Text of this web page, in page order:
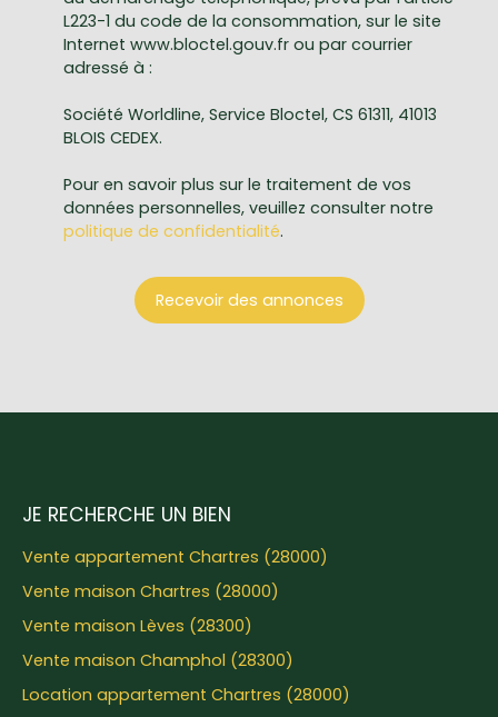
L223-1 du code de la consommation, sur le site
Internet www.bloctel.gouv.fr ou par courrier
adressé à :
Société Worldline, Service Bloctel, CS 61311, 41013
BLOIS CEDEX.
Pour en savoir plus sur le traitement de vos
données personnelles, veuillez consulter notre
politique de confidentialité.
Recevoir des annonces
JE RECHERCHE UN BIEN
Vente appartement Chartres (28000)
Vente maison Chartres (28000)
Vente maison Lèves (28300)
Vente maison Champhol (28300)
Location appartement Chartres (28000)